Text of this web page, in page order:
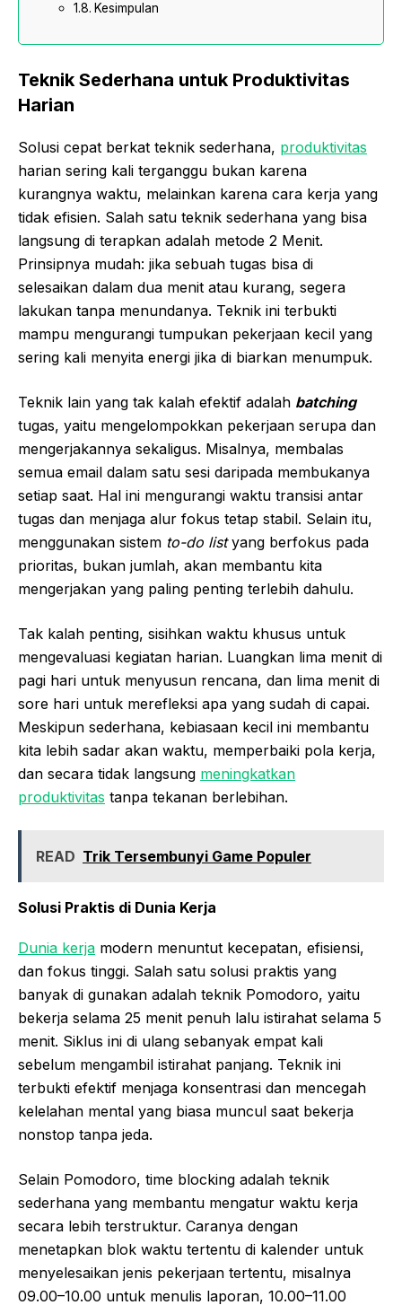
Kesimpulan
Teknik Sederhana untuk Produktivitas
Harian
Solusi cepat berkat teknik sederhana, produktivitas
harian sering kali terganggu bukan karena
kurangnya waktu, melainkan karena cara kerja yang
tidak efisien. Salah satu teknik sederhana yang bisa
langsung di terapkan adalah metode 2 Menit.
Prinsipnya mudah: jika sebuah tugas bisa di
selesaikan dalam dua menit atau kurang, segera
lakukan tanpa menundanya. Teknik ini terbukti
mampu mengurangi tumpukan pekerjaan kecil yang
sering kali menyita energi jika di biarkan menumpuk.
Teknik lain yang tak kalah efektif adalah batching
tugas, yaitu mengelompokkan pekerjaan serupa dan
mengerjakannya sekaligus. Misalnya, membalas
semua email dalam satu sesi daripada membukanya
setiap saat. Hal ini mengurangi waktu transisi antar
tugas dan menjaga alur fokus tetap stabil. Selain itu,
menggunakan sistem to-do listyang berfokus pada
prioritas, bukan jumlah, akan membantu kita
mengerjakan yang paling penting terlebih dahulu.
Tak kalah penting, sisihkan waktu khusus untuk
mengevaluasi kegiatan harian. Luangkan lima menit di
pagi hari untuk menyusun rencana, dan lima menit di
sore hari untuk merefleksi apa yang sudah di capai.
Meskipun sederhana, kebiasaan kecil ini membantu
kita lebih sadar akan waktu, memperbaiki pola kerja,
dan secara tidak langsung meningkatkan
produktivitas tanpa tekanan berlebihan.
READ Trik Tersembunyi Game Populer
Solusi Praktis di Dunia Kerja
Dunia kerja modern menuntut kecepatan, efisiensi,
dan fokus tinggi. Salah satu solusi praktis yang
banyak di gunakan adalah teknik Pomodoro, yaitu
bekerja selama 25 menit penuh lalu istirahat selama 5
menit. Siklus ini di ulang sebanyak empat kali
sebelum mengambil istirahat panjang. Teknik ini
terbukti efektif menjaga konsentrasi dan mencegah
kelelahan mental yang biasa muncul saat bekerja
nonstop tanpa jeda.
Selain Pomodoro, time blocking adalah teknik
sederhana yang membantu mengatur waktu kerja
secara lebih terstruktur. Caranya dengan
menetapkan blok waktu tertentu di kalender untuk
menyelesaikan jenis pekerjaan tertentu, misalnya
09.00–10.00 untuk menulis laporan, 10.00–11.00